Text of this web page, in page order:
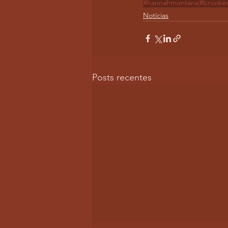
#hannahmontana
Notícias
Posts recentes